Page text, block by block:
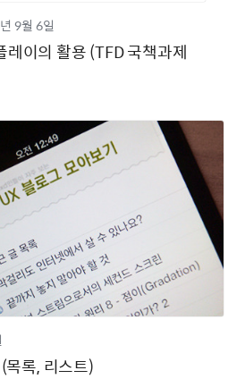
레이의 활용 (TFD 국책과제
9월 6일
목록, 리스트)